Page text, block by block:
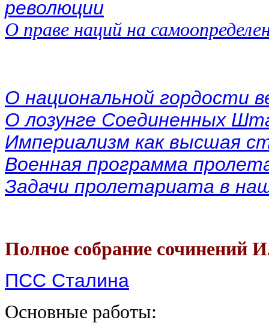
революции
О праве наций на
О национальной гордости
О лозунге Соединенных
Империализм как высшая
Военная программа
Задачи пролетариата в
Полное собрание сочинений
ПСС Сталина
Основные работы: